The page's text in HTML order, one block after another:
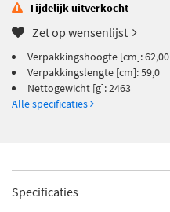
Tijdelijk uitverkocht
Zet op wensenlijst
Verpakkingshoogte [cm]: 62,00
Verpakkingslengte [cm]: 59,0
Nettogewicht [g]: 2463
Alle specificaties
Specificaties